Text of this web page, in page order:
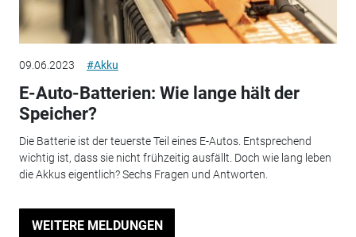
09.06.2023 #Akku
E-Auto-Batterien: Wie lange hält der
Speicher?
Die Batterie ist der teuerste Teil eines E-Autos. Entsprechend
wichtig ist, dass sie nicht frühzeitig ausfällt. Doch wie lang leben
die Akkus eigentlich? Sechs Fragen und Antworten.
WEITERE MELDUNGEN